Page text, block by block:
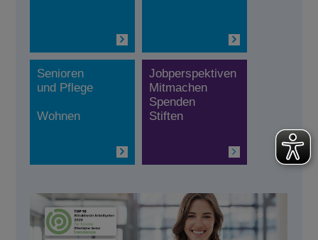
Senioren
und Pflege
Wohnen
Jobperspektiven
Mitmachen
Spenden
Stiften